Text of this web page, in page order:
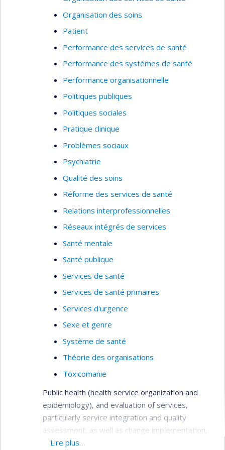
Organisation des soins
Patient
Performance des services de santé
Performance des systèmes de santé
Performance organisationnelle
Politiques publiques
Politiques sociales
Pratique clinique
Problèmes sociaux
Psychiatrie
Qualité des soins
Réforme des services de santé
Relations interprofessionnelles
Réseaux intégrés de services
Santé mentale
Santé publique
Services de santé
Services de santé primaires
Services d'urgence
Sexe et genre
Système de santé
Théorie des organisations
Toxicomanie
Public health (health service organization and
epidemiology), and evaluation of services,
particularly service integration and quality
assessment, as well as change implementation,
needs assessment, primary care services,
Lire plus…